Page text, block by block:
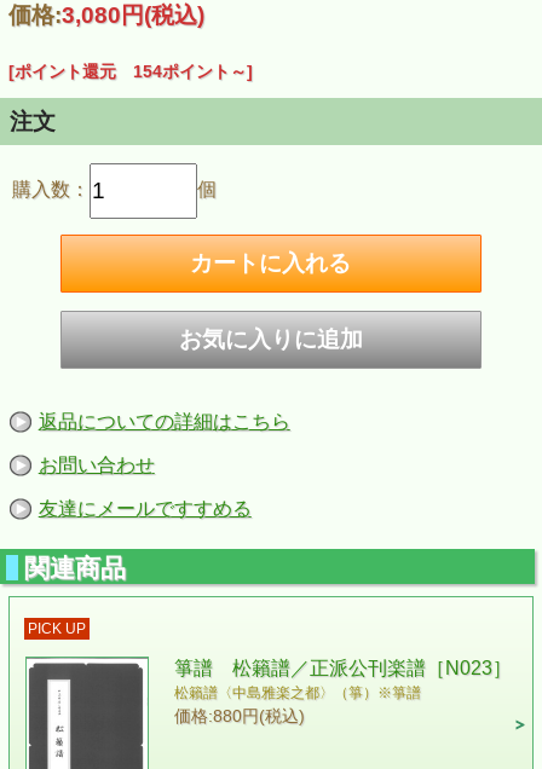
価格:3,080円(税込)
[ポイント還元 154ポイント～]
注文
購入数： 個
返品についての詳細はこちら
お問い合わせ
友達にメールですすめる
関連商品
PICK UP
箏譜 松籟譜／正派公刊楽譜［N023］
松籟譜〈中島雅楽之都〉（箏）※箏譜
価格:880円(税込)